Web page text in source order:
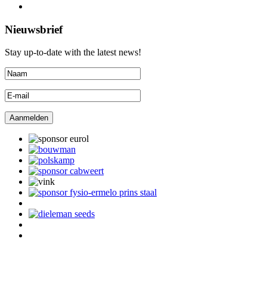
Nieuwsbrief
Stay up-to-date with the latest news!